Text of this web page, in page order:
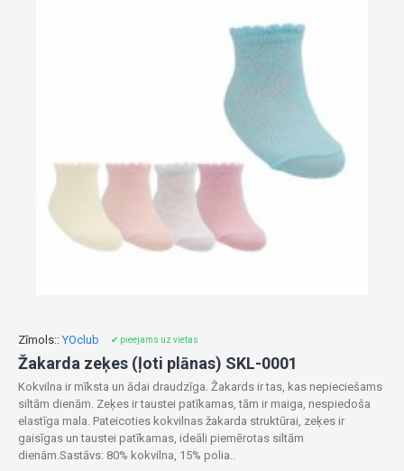
Zīmols:: YOclub ✔ pieejams uz vietas
Žakarda zeķes (ļoti plānas) SKL-0001
Kokvilna ir mīksta un ādai draudzīga. Žakards ir tas, kas nepieciešams
siltām dienām. Zeķes ir taustei patīkamas, tām ir maiga, nespiedoša
elastīga mala. Pateicoties kokvilnas žakarda struktūrai, zeķes ir
gaisīgas un taustei patīkamas, ideāli piemērotas siltām
dienām.Sastāvs: 80% kokvilna, 15% polia..